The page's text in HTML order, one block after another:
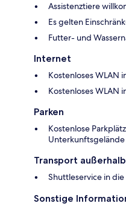
Assistenztiere
Es gelten
Futter- und
Internet
Kostenloses WLAN
Kostenloses WLAN
Parken
Kostenlose
Unterkunftsgelände
Transport
Shuttleservice in
Sonstige